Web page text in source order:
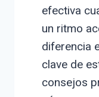
efectiva
un ritmo
diferencia
clave de
consejos